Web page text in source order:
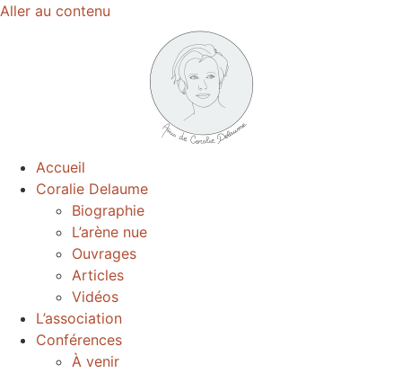
Aller au contenu
Accueil
Coralie Delaume
Biographie
L’arène nue
Ouvrages
Articles
Vidéos
L’association
Conférences
À venir